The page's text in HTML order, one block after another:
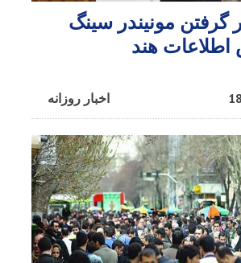
مونیندر سینگ
هند
اخبار روزانه